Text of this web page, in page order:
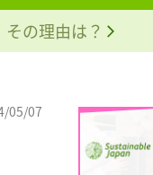
の理由は？
05/07